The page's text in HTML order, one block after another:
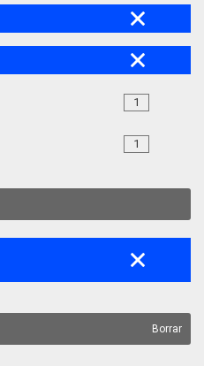
1
1
Borrar